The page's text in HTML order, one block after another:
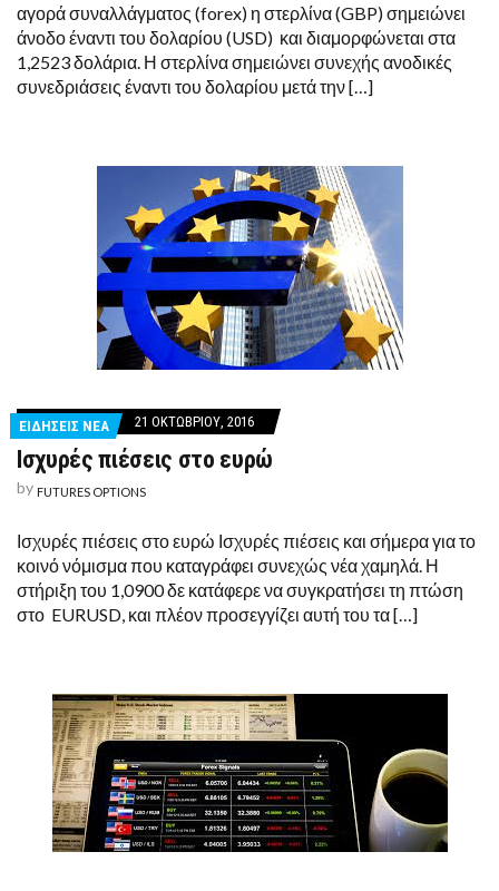
αγορά συναλλάγματος (forex) η στερλίνα (GBP) σημειώνει
άνοδο έναντι του δολαρίου (USD) και διαμορφώνεται στα
1,2523 δολάρια. Η στερλίνα σημειώνει συνεχής ανοδικές
συνεδριάσεις έναντι του δολαρίου μετά την […]
ΕΙΔΗΣΕΙΣ ΝΕΑ 21 ΟΚΤΩΒΡΊΟΥ, 2016
Ισχυρές πιέσεις στο ευρώ
by FUTURES OPTIONS
Ισχυρές πιέσεις στο ευρώ Ισχυρές πιέσεις και σήμερα για το
κοινό νόμισμα που καταγράφει συνεχώς νέα χαμηλά. Η
στήριξη του 1,0900 δε κατάφερε να συγκρατήσει τη πτώση
στο EURUSD, και πλέον προσεγγίζει αυτή του τα […]